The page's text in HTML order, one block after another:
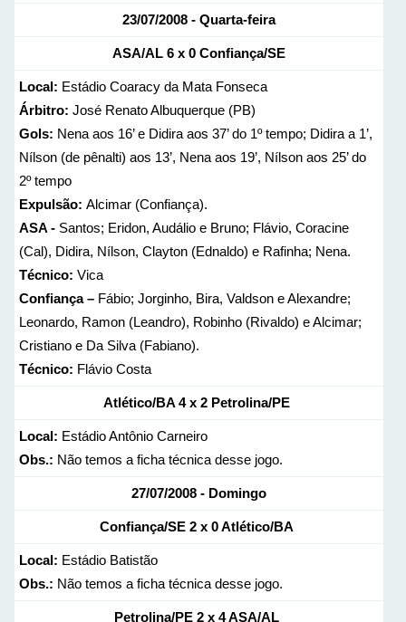
23/07/2008 - Quarta-feira
ASA/AL 6 x 0 Confiança/SE
Local: Estádio Coaracy da Mata Fonseca
Árbitro: José Renato Albuquerque (PB)
Gols: Nena aos 16’ e Didira aos 37’ do 1º tempo; Didira a 1’,
Nílson (de pênalti) aos 13’, Nena aos 19’, Nílson aos 25’ do
2º tempo
Expulsão: Alcimar (Confiança).
ASA - Santos; Eridon, Audálio e Bruno; Flávio, Coracine
(Cal), Didira, Nílson, Clayton (Ednaldo) e Rafinha; Nena.
Técnico: Vica
Confiança – Fábio; Jorginho, Bira, Valdson e Alexandre;
Leonardo, Ramon (Leandro), Robinho (Rivaldo) e Alcimar;
Cristiano e Da Silva (Fabiano).
Técnico: Flávio Costa
Atlético/BA 4 x 2 Petrolina/PE
Local: Estádio Antônio Carneiro
Obs.: Não temos a ficha técnica desse jogo.
27/07/2008 - Domingo
Confiança/SE 2 x 0 Atlético/BA
Local: Estádio Batistão
Obs.: Não temos a ficha técnica desse jogo.
Petrolina/PE 2 x 4 ASA/AL